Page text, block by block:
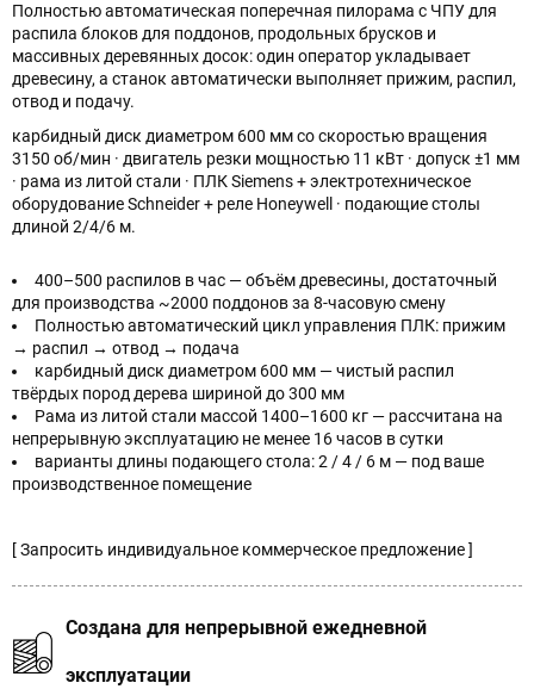
Полностью автоматическая поперечная пилорама с ЧПУ для
распила блоков для поддонов, продольных брусков и
массивных деревянных досок: один оператор укладывает
древесину, а станок автоматически выполняет прижим, распил,
отвод и подачу.
карбидный диск диаметром 600 мм со скоростью вращения
3150 об/мин · двигатель резки мощностью 11 кВт · допуск ±1 мм
· рама из литой стали · ПЛК Siemens + электротехническое
оборудование Schneider + реле Honeywell · подающие столы
длиной 2/4/6 м.
400–500 распилов в час — объём древесины, достаточный
для производства ~2000 поддонов за 8-часовую смену
Полностью автоматический цикл управления ПЛК: прижим
→ распил → отвод → подача
карбидный диск диаметром 600 мм — чистый распил
твёрдых пород дерева шириной до 300 мм
Рама из литой стали массой 1400–1600 кг — рассчитана на
непрерывную эксплуатацию не менее 16 часов в сутки
варианты длины подающего стола: 2 / 4 / 6 м — под ваше
производственное помещение
[ Запросить индивидуальное коммерческое предложение ]
Создана для непрерывной ежедневной
эксплуатации